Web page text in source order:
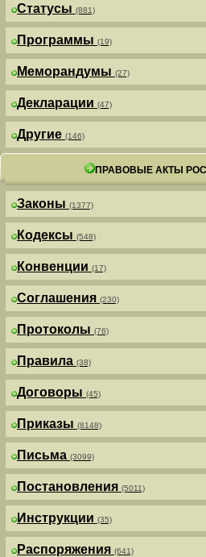
Статусы (881)
Программы (19)
Меморандумы (27)
Декларации (47)
Другие (146)
ПРАВОВЫЕ АКТЫ
Законы (1377)
Кодексы (548)
Конвенции (17)
Соглашения (230)
Протоколы (76)
Правила (38)
Договоры (45)
Приказы (8148)
Письма (3099)
Постановления (5011)
Инструкции (35)
Распоряжения (641)